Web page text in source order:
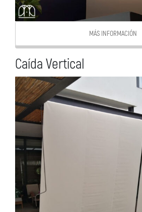
MÁS INFORMACIÓN
Caída Vertical